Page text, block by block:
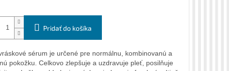
Pridať do košíka
sérum je určené pre normálnu, kombinovanú a
pokožku. Celkovo zlepšuje a uzdravuje pleť, posilňuje